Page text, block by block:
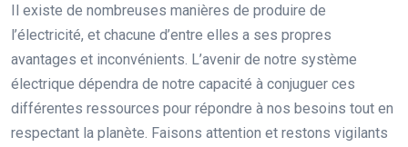
Il existe de nombreuses manières de produire de
l’électricité, et chacune d’entre elles a ses propres
avantages et inconvénients. L’avenir de notre système
électrique dépendra de notre capacité à conjuguer ces
différentes ressources pour répondre à nos besoins tout en
respectant la planète. Faisons attention et restons vigilants